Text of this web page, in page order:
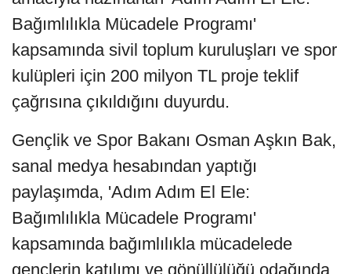
Bağımlılıkla Mücadele Programı'
kapsamında sivil toplum kuruluşları ve spor
kulüpleri için 200 milyon TL proje teklif
çağrısına çıkıldığını duyurdu.
Gençlik ve Spor Bakanı Osman Aşkın Bak,
sanal medya hesabından yaptığı
paylaşımda, 'Adım Adım El Ele:
Bağımlılıkla Mücadele Programı'
kapsamında bağımlılıkla mücadelede
gençlerin katılımı ve gönüllülüğü odağında